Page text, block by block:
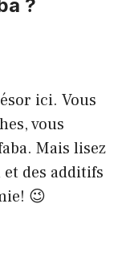
?
ici. Vous
vous
Mais lisez
et des additifs
😉